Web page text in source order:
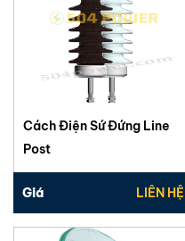
Cách Điện Sứ Đứng Line
Post
Giá LIÊN HỆ